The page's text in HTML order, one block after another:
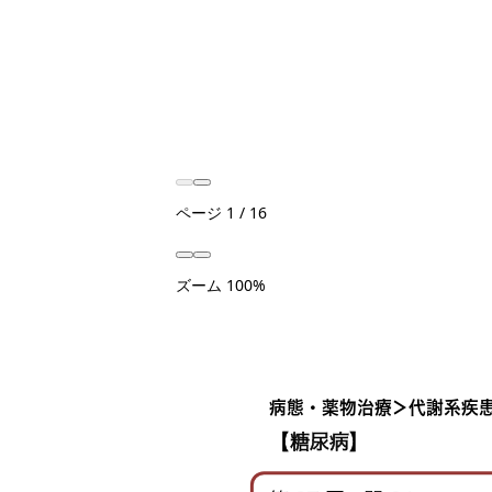
ページ 1 / 16
ズーム 100%